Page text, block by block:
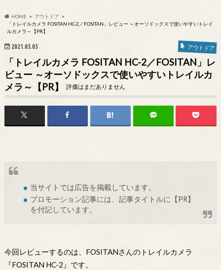
HOME
アウトドア
「トレイルカメラ FOSITAN HC-2／FOSITAN」レビュー ～オーソドックスで使いやすいトレイ
ルカメラ～【PR】
2021.05.05 アウトドア
「トレイルカメラ FOSITAN HC-2／FOSITAN」レ
ビュー ～オーソドックスで使いやすいトレイルカ
メラ～【PR】
評価はまだありません
当サイトでは広告を掲載しています。
プロモーション記事には、記事タイトルに【PR】
を付記しています。
今回レビューするのは、FOSITANさんのトレイルカメラ
『FOSITAN HC-2』です。